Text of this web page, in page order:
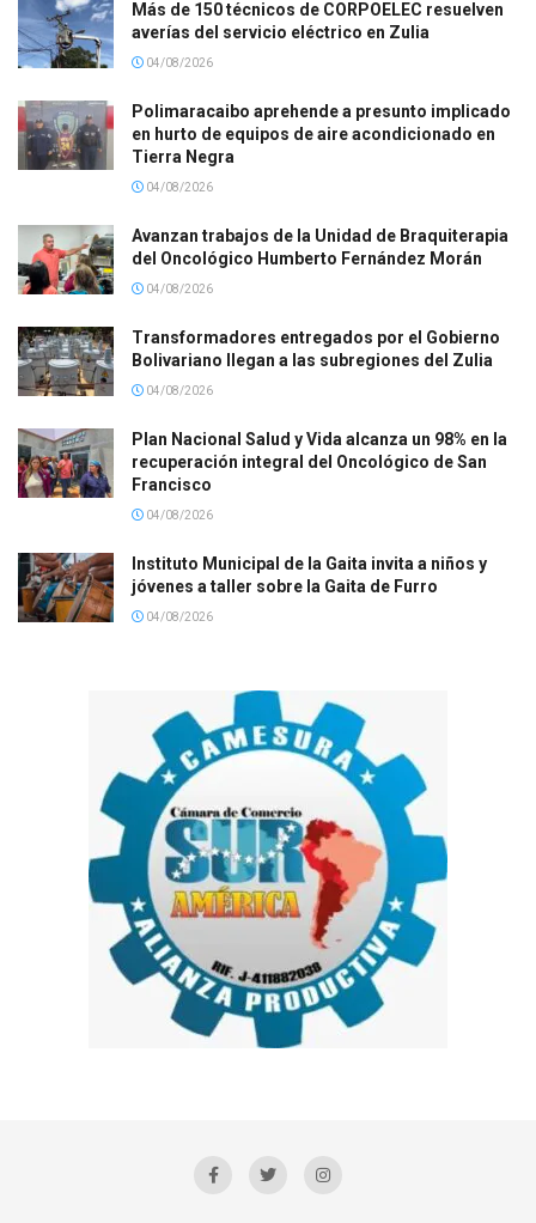
Más de 150 técnicos de CORPOELEC resuelven
averías del servicio eléctrico en Zulia
04/08/2026
Polimaracaibo aprehende a presunto implicado
en hurto de equipos de aire acondicionado en
Tierra Negra
04/08/2026
Avanzan trabajos de la Unidad de Braquiterapia
del Oncológico Humberto Fernández Morán
04/08/2026
Transformadores entregados por el Gobierno
Bolivariano llegan a las subregiones del Zulia
04/08/2026
Plan Nacional Salud y Vida alcanza un 98% en la
recuperación integral del Oncológico de San
Francisco
04/08/2026
Instituto Municipal de la Gaita invita a niños y
jóvenes a taller sobre la Gaita de Furro
04/08/2026